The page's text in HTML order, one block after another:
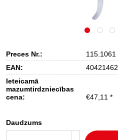
Preces Nr.:
115.1061
EAN:
Ieteicamā
mazumtirdzniecības
cena:
€47,11 *
Daudzums